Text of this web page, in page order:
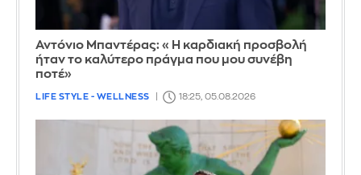
Αντόνιο Μπαντέρας: «Η καρδιακή προσβολή
ήταν το καλύτερο πράγμα που μου συνέβη
ποτέ»
LIFE STYLE - WELLNESS 18:25, 05.08.2026